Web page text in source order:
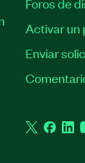
Activar un
Enviar
Twitter